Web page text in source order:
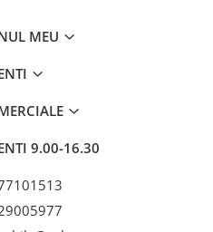
MEU
9.00-16.30